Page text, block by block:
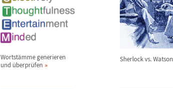
Wortstämme generieren
und überprüfen
Sherlock vs. Watson